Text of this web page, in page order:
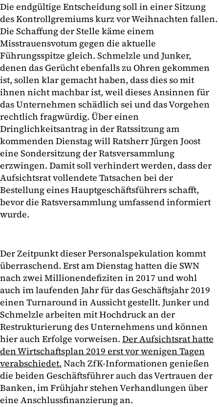
Die endgültige Entscheidung soll in einer Sitzung
des Kontrollgremiums kurz vor Weihnachten fallen.
Die Schaffung der Stelle käme einem
Misstrauensvotum gegen die aktuelle
Führungsspitze gleich. Schmelzle und Junker,
denen das Gerücht ebenfalls zu Ohren gekommen
ist, sollen klar gemacht haben, dass dies so mit
ihnen nicht machbar ist, weil dieses Ansinnen für
das Unternehmen schädlich sei und das Vorgehen
rechtlich fragwürdig. Über einen
Dringlichkeitsantrag in der Ratssitzung am
kommenden Dienstag will Ratsherr Jürgen Joost
eine Sondersitzung der Ratsversammlung
erzwingen. Damit soll verhindert werden, dass der
Aufsichtsrat vollendete Tatsachen bei der
Bestellung eines Hauptgeschäftsführers schafft,
bevor die Ratsversammlung umfassend informiert
wurde.
Der Zeitpunkt dieser Personalspekulation kommt
überraschend. Erst am Dienstag hatten die SWN
nach zwei Millionendefiziten in 2017 und wohl
auch im laufenden Jahr für das Geschäftsjahr 2019
einen Turnaround in Aussicht gestellt. Junker und
Schmelzle arbeiten mit Hochdruck an der
Restrukturierung des Unternehmens und können
hier auch Erfolge vorweisen. Der Aufsichtsrat hatte
den Wirtschaftsplan 2019 erst vor wenigen Tagen
verabschiedet. Nach ZfK-Informationen genießen
die beiden Geschäftsführer auch das Vertrauen der
Banken, im Frühjahr stehen Verhandlungen über
eine Anschlussfinanzierung an.